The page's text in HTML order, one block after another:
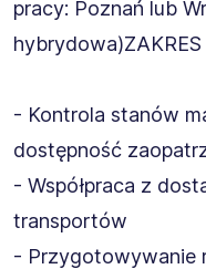
pracy: Poznań lub
hybrydowa)ZAKRES
- Kontrola stanów
dostępność
- Współpraca z
transportów
- Przygotowywanie